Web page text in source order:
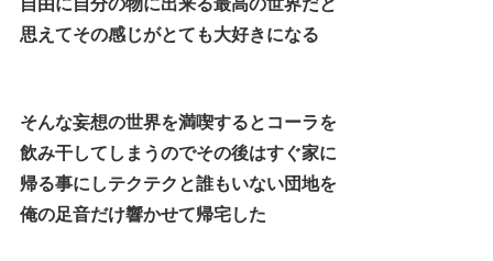
思えてその感じがとても大好きになる
そんな妄想の世界を満喫するとコーラを
飲み干してしまうのでその後はすぐ家に
帰る事にしテクテクと誰もいない団地を
俺の足音だけ響かせて帰宅した